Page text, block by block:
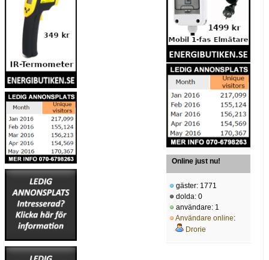
Online just nu!
gäster: 1771
dolda: 0
användare: 1
Användare online:
Drorie